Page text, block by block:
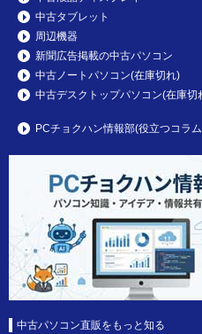
中古タブレット
周辺機器
新聞広告掲載の中古パソコン
中古ノートパソコン(在庫切れ)
中古デスクトップパソコン(在庫切
PCチョクハン情報部(役立つコラ
中古パソコン直販をもっと知る